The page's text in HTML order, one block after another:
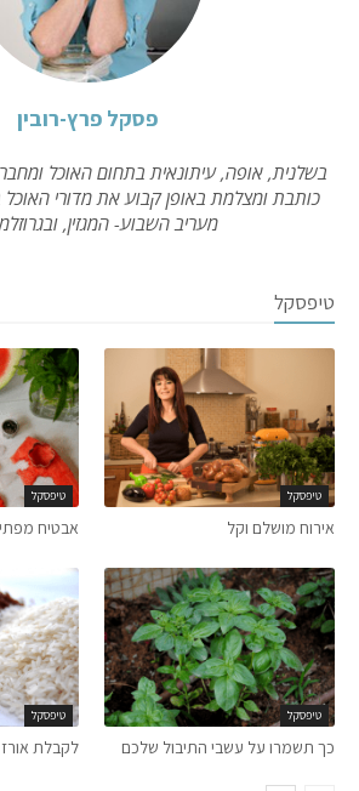
פסקל פרץ-רובין
בשלנית, אופה, עיתונאית בתחום האוכל
כותבת ומצלמת באופן קבוע את מדורי
מעריב השבוע- המגזין,
טיפסקל
טיפסקל
אירוח מושלם וקל
טיפסקל
אבטיח
טיפסקל
כך תשמרו על עשבי התיבול שלכם
טיפסקל
לקבלת